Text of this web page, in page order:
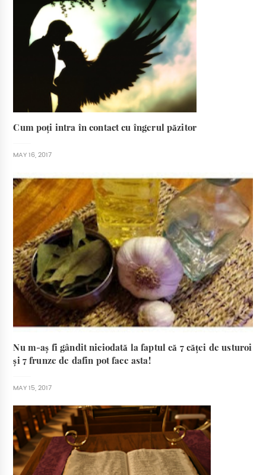
Cum poți intra în contact cu îngerul păzitor
MAY 16, 2017
Nu m-aș fi gândit niciodată la faptul că 7 căței de usturoi
și 7 frunze de dafin pot face asta!
MAY 15, 2017